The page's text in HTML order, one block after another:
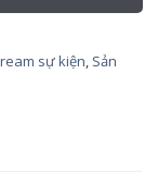
sự kiện, Sản